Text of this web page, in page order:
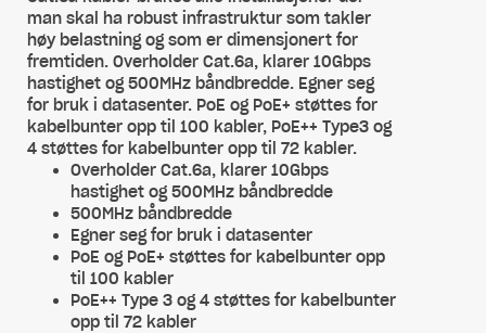
man skal ha robust infrastruktur som takler
høy belastning og som er dimensjonert for
fremtiden. Overholder Cat.6a, klarer 10Gbps
hastighet og 500MHz båndbredde. Egner seg
for bruk i datasenter. PoE og PoE+ støttes for
kabelbunter opp til 100 kabler, PoE++ Type3 og
4 støttes for kabelbunter opp til 72 kabler.
Overholder Cat.6a, klarer 10Gbps
hastighet og 500MHz båndbredde
500MHz båndbredde
Egner seg for bruk i datasenter
PoE og PoE+ støttes for kabelbunter opp
til 100 kabler
PoE++ Type 3 og 4 støttes for kabelbunter
opp til 72 kabler